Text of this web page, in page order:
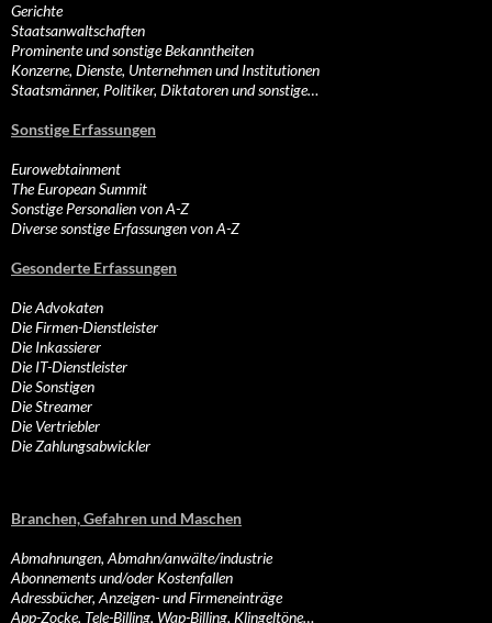
Gerichte
Staatsanwaltschaften
Prominente und sonstige Bekanntheiten
Konzerne, Dienste, Unternehmen und Institutionen
Staatsmänner, Politiker, Diktatoren und sonstige…
Sonstige Erfassungen
Eurowebtainment
The European Summit
Sonstige Personalien von A-Z
Diverse sonstige Erfassungen von A-Z
Gesonderte Erfassungen
Die Advokaten
Die Firmen-Dienstleister
Die Inkassierer
Die IT-Dienstleister
Die Sonstigen
Die Streamer
Die Vertriebler
Die Zahlungsabwickler
Branchen, Gefahren und Maschen
Abmahnungen, Abmahn/anwälte/industrie
Abonnements und/oder Kostenfallen
Adressbücher, Anzeigen- und Firmeneinträge
App-Zocke, Tele-Billing, Wap-Billing, Klingeltöne…